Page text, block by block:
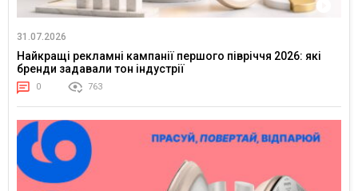
31.07.2026
Найкращі рекламні кампанії першого півріччя 2026: які
бренди задавали тон індустрії
0 763